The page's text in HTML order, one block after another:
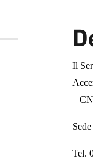
Il
–
Tel.